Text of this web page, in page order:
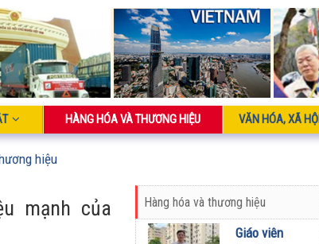
HÀNG HÓA VÀ THƯƠNG HIỆU VĂN HÓA, XÃ HỘI
hiệu
mạnh của
Hàng hóa và thương hiệu
Giáo viên